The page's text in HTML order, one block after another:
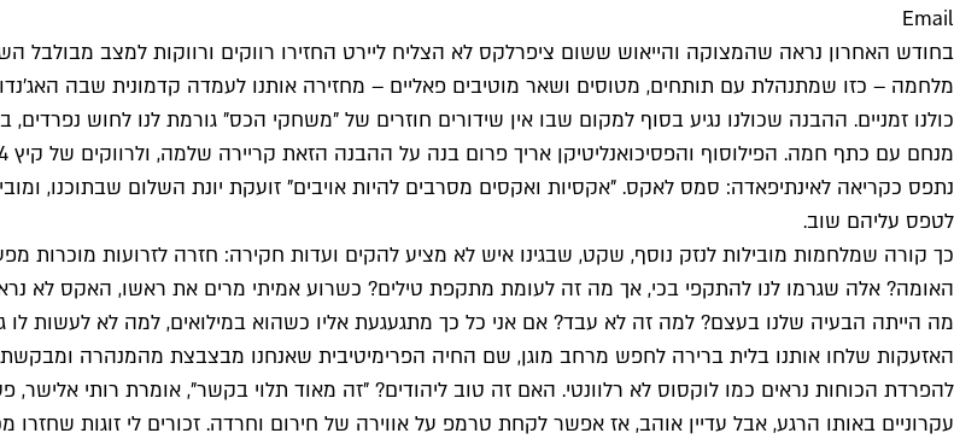
Email
בחודש האחרון נראה שהמצוקה והייאוש ששום ציפרלקס לא הצליח ליירט החזירו רווקים ורווקות למצב מבולבל
מלחמה – כזו שמתנהלת עם תותחים, מטוסים ושאר מוטיבים פאליים – מחזירה אותנו לעמדה קדמונית שבה
כולנו זמניים. ההבנה שכולנו נגיע בסוף למקום שבו אין שידורים חוזרים של "משחקי הכס" גורמת לנו לחוש נפרדים,
נתפס כקריאה לאינתיפאדה: סמס לאקס. "אקסיות ואקסים מסרבים להיות אויבים" זועקת יונת השלום שבתוכנו,
לטפס עליהם שוב.
כך קורה שמלחמות מובילות לנזק נוסף, שקט, שבגינו איש לא מציע להקים ועדות חקירה: חזרה לזרועות מוכרות
האומה? אלה שגרמו לנו להתקפי בכי, אך מה זה לעומת מתקפת טילים? כשרוע אמיתי מרים את ראשו, האקס לא
מה הייתה הבעיה שלנו בעצם? למה זה לא עבד? אם אני כל כך מתגעגעת אליו כשהוא במילואים, למה לא לעשות לו
האזעקות שלחו אותנו בלית ברירה לחפש מרחב מוגן, שם החיה הפרימיטיבית שאנחנו מבצבצת מהמנהרה
להפרדת הכוחות נראים כמו לוקסוס לא רלוונטי. האם זה טוב ליהודים? "זה מאוד תלוי בקשר", אומרת רותי אלישר,
עקרוניים באותו הרגע, אבל עדיין אוהב, אז אפשר לקחת טרמפ על אווירה של חירום וחרדה. זכורים לי זוגות שחזרו